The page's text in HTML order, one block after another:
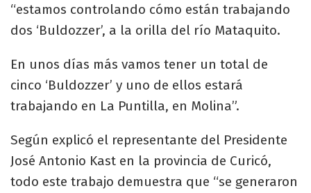
“estamos controlando cómo están trabajando
dos ‘Buldozzer’, a la orilla del río Mataquito.
En unos días más vamos tener un total de
cinco ‘Buldozzer’ y uno de ellos estará
trabajando en La Puntilla, en Molina”.
Según explicó el representante del Presidente
José Antonio Kast en la provincia de Curicó,
todo este trabajo demuestra que “se generaron